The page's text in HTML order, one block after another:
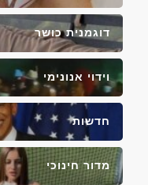
דוגמנית כושר
וידוי אנונימי
חדשות
מדור חינוכי